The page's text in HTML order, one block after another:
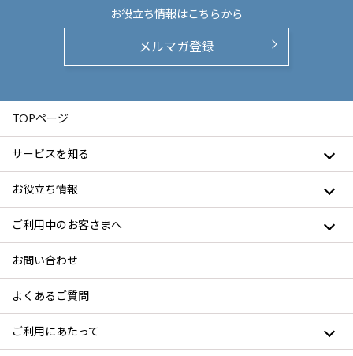
お役立ち情報はこちらから
メルマガ登録
TOPページ
サービスを知る
お役立ち情報
ご利用中のお客さまへ
お問い合わせ
よくあるご質問
ご利用にあたって